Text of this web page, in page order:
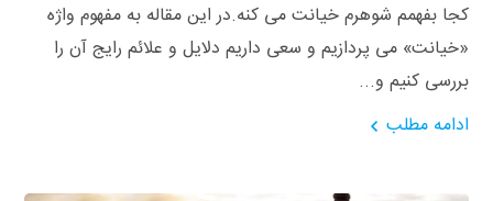
کجا بفهمم شوهرم خیانت می کنه.در این مقاله به مفهوم واژه
«خیانت» می پردازیم و سعی داریم دلایل و علائم رایج آن را
بررسی کنیم و...
ادامه مطلب